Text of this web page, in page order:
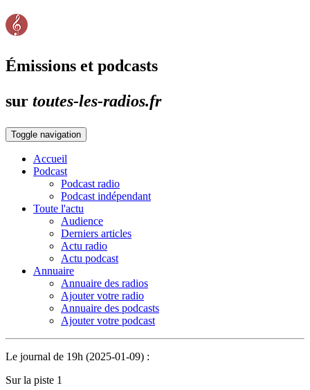
Émissions et podcasts
sur toutes-les-radios.fr
Toggle navigation
Accueil
Podcast
Podcast radio
Podcast indépendant
Toute l'actu
Audience
Derniers articles
Actu radio
Actu podcast
Annuaire
Annuaire des radios
Ajouter votre radio
Annuaire des podcasts
Ajouter votre podcast
Le journal de 19h (2025-01-09) :
Sur la piste 1